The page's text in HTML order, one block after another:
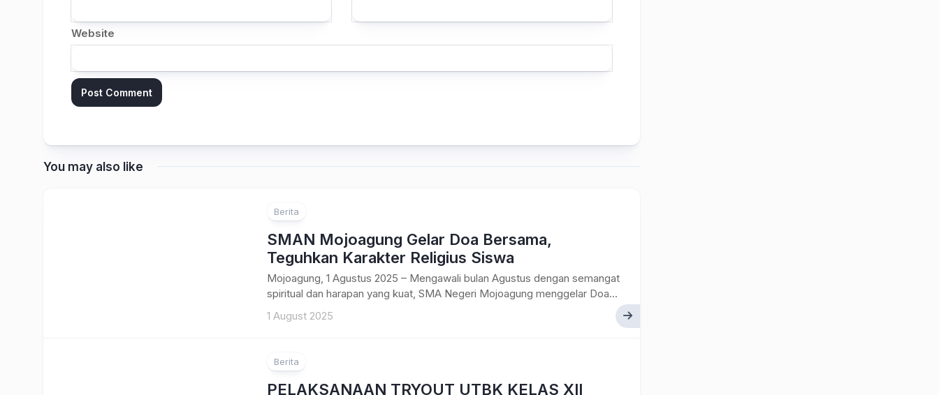
Website
You may also like
Berita
SMAN Mojoagung Gelar Doa Bersama,
Teguhkan Karakter Religius Siswa
Mojoagung, 1 Agustus 2025 – Mengawali bulan Agustus dengan semangat
spiritual dan harapan yang kuat, SMA Negeri Mojoagung menggelar Doa...
1 August 2025
Berita
PELAKSANAAN TRYOUT UTBK KELAS XII